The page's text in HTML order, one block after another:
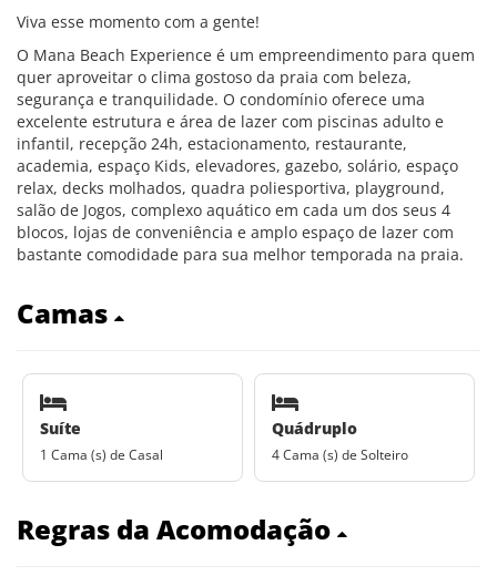
Viva esse momento com a gente!
O Mana Beach Experience é um empreendimento para quem
quer aproveitar o clima gostoso da praia com beleza,
segurança e tranquilidade. O condomínio oferece uma
excelente estrutura e área de lazer com piscinas adulto e
infantil, recepção 24h, estacionamento, restaurante,
academia, espaço Kids, elevadores, gazebo, solário, espaço
relax, decks molhados, quadra poliesportiva, playground,
salão de Jogos, complexo aquático em cada um dos seus 4
blocos, lojas de conveniência e amplo espaço de lazer com
bastante comodidade para sua melhor temporada na praia.
Camas
Suíte
1 Cama (s) de Casal
Quádruplo
4 Cama (s) de Solteiro
Regras da Acomodação